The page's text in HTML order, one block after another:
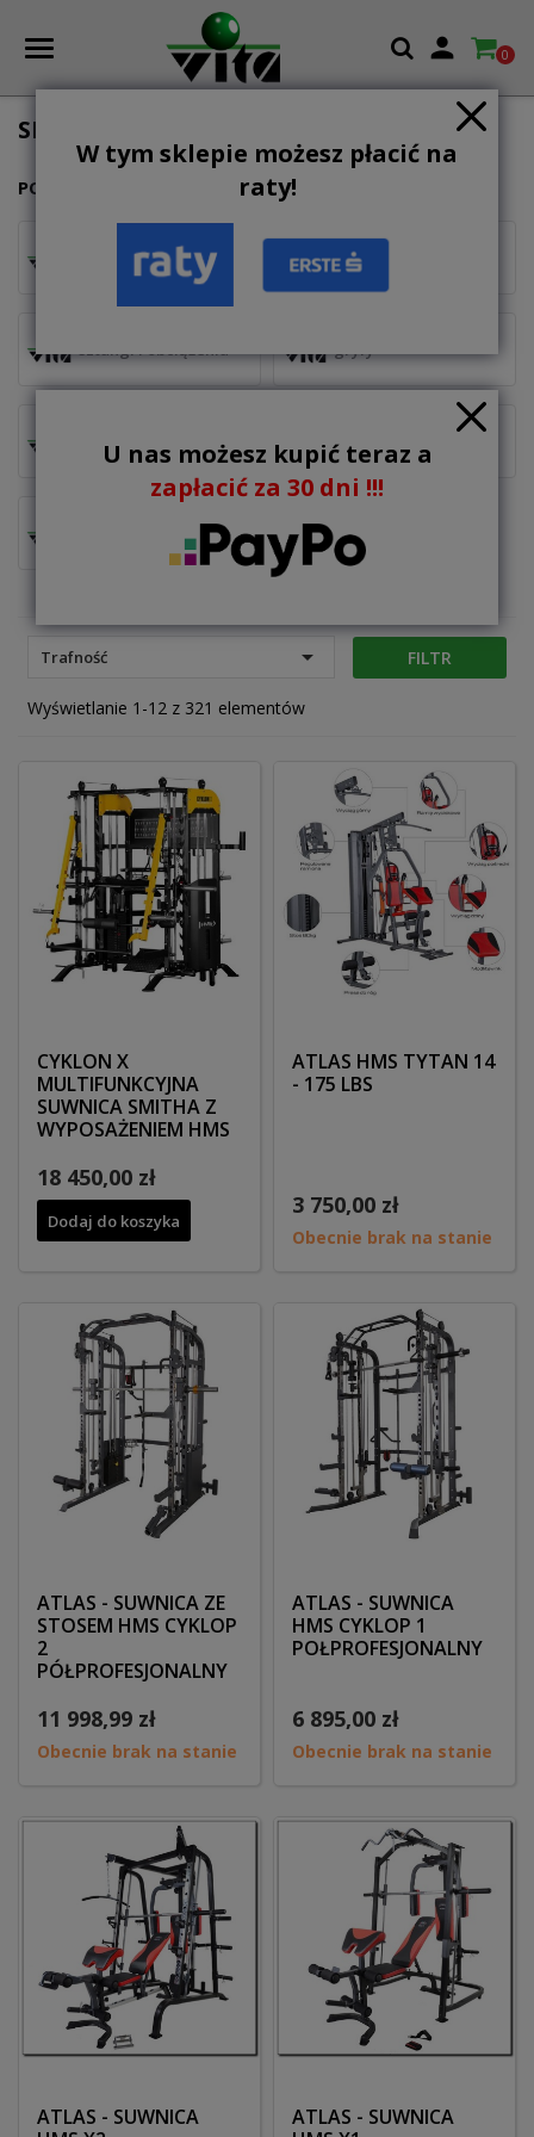
W tym sklepie możesz płacić na
raty!
U nas możesz kupić teraz a
zapłacić za 30 dni !!!
 0
SIŁOWNIA
PODKATEGORIE
ciężarki, hantle i
kettlebell
drążki do ćwiczeń
Trafność  FILTR
Wyświetlanie 1-12 z 321 elementów
CYKLON X
MULTIFUNKCYJNA
SUWNICA SMITHA Z
WYPOSAŻENIEM HMS
18 450,00 zł
Dodaj do koszyka
ATLAS HMS TYTAN 14
- 175 LBS
3 750,00 zł
Obecnie brak na stanie
ATLAS - SUWNICA ZE
STOSEM HMS CYKLOP
2
PÓŁPROFESJONALNY
11 998,99 zł
Obecnie brak na stanie
ATLAS - SUWNICA
HMS CYKLOP 1
POŁPROFESJONALNY
6 895,00 zł
Obecnie brak na stanie
ATLAS - SUWNICA
ATLAS - SUWNICA